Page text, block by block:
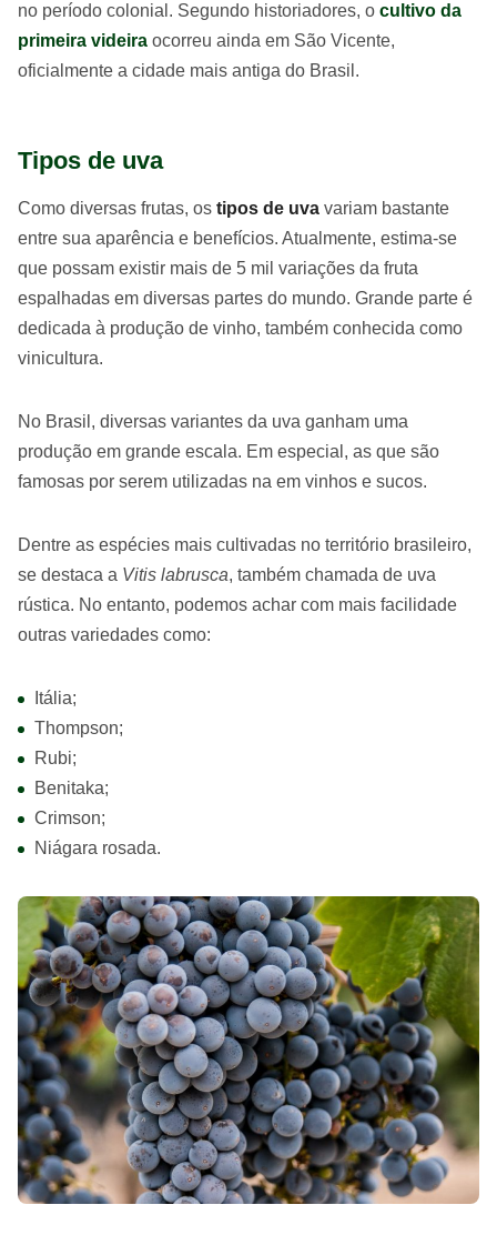
no período colonial. Segundo historiadores, o cultivo da
primeira videira ocorreu ainda em São Vicente,
oficialmente a cidade mais antiga do Brasil.
Tipos de uva
Como diversas frutas, os tipos de uva variam bastante
entre sua aparência e benefícios. Atualmente, estima-se
que possam existir mais de 5 mil variações da fruta
espalhadas em diversas partes do mundo. Grande parte é
dedicada à produção de vinho, também conhecida como
vinicultura.
No Brasil, diversas variantes da uva ganham uma
produção em grande escala. Em especial, as que são
famosas por serem utilizadas na em vinhos e sucos.
Dentre as espécies mais cultivadas no território brasileiro,
se destaca a Vitis labrusca, também chamada de uva
rústica. No entanto, podemos achar com mais facilidade
outras variedades como:
Itália;
Thompson;
Rubi;
Benitaka;
Crimson;
Niágara rosada.